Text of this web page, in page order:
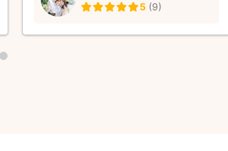
この度はありがとうございました♪また次
5 (9)